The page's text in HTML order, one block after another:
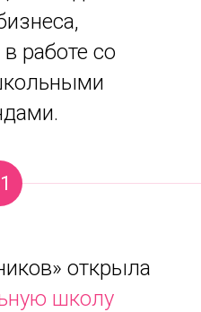
работе со
открыла
школу